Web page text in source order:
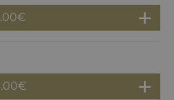
€
€